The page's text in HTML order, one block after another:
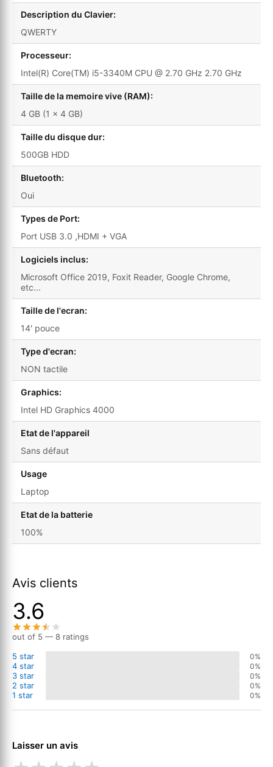
Description du Clavier:
QWERTY
Processeur:
Intel(R) Core(TM) i5-3340M CPU @ 2.70 GHz 2.70 GHz
Taille de la memoire vive (RAM):
4 GB (1 x 4 GB)
Taille du disque dur:
500GB HDD
Bluetooth:
Oui
Types de Port:
Port USB 3.0 ,HDMI + VGA
Logiciels inclus:
Microsoft Office 2019, Foxit Reader, Google Chrome,
etc...
Taille de l'ecran:
14' pouce
Type d'ecran:
NON tactile
Graphics:
Intel HD Graphics 4000
Etat de l'appareil
Sans défaut
Usage
Laptop
Etat de la batterie
100%
Avis clients
3.6
out of 5 — 8 ratings
5 star
0%
4 star 0%
3 star 0%
2 star 0%
1 star 0%
Laisser un avis